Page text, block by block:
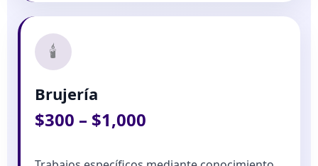
🕯️
Brujería
$300 – $1,000